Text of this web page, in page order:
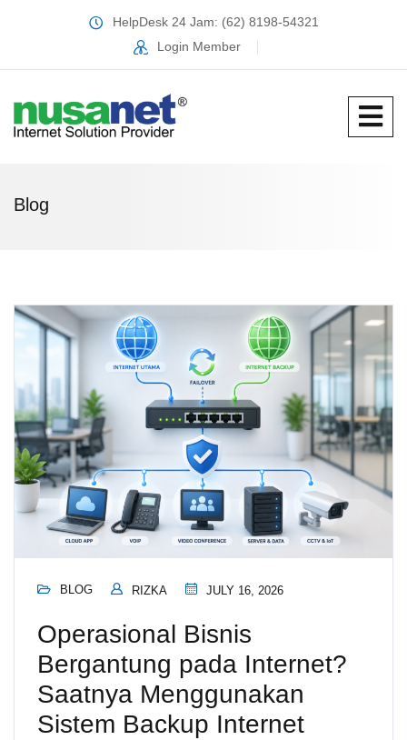
HelpDesk 24 Jam: (62) 8198-54321
Login Member
Blog
BLOG RIZKA JULY 16, 2026
Operasional Bisnis
Bergantung pada Internet?
Saatnya Menggunakan
Sistem Backup Internet